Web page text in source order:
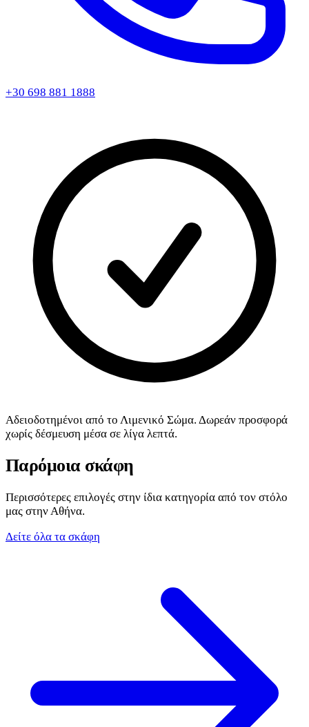
+30 698 881 1888
Αδειοδοτημένοι από το Λιμενικό Σώμα. Δωρεάν προσφορά
χωρίς δέσμευση μέσα σε λίγα λεπτά.
Παρόμοια σκάφη
Περισσότερες επιλογές στην ίδια κατηγορία από τον στόλο
μας στην Αθήνα.
Δείτε όλα τα σκάφη